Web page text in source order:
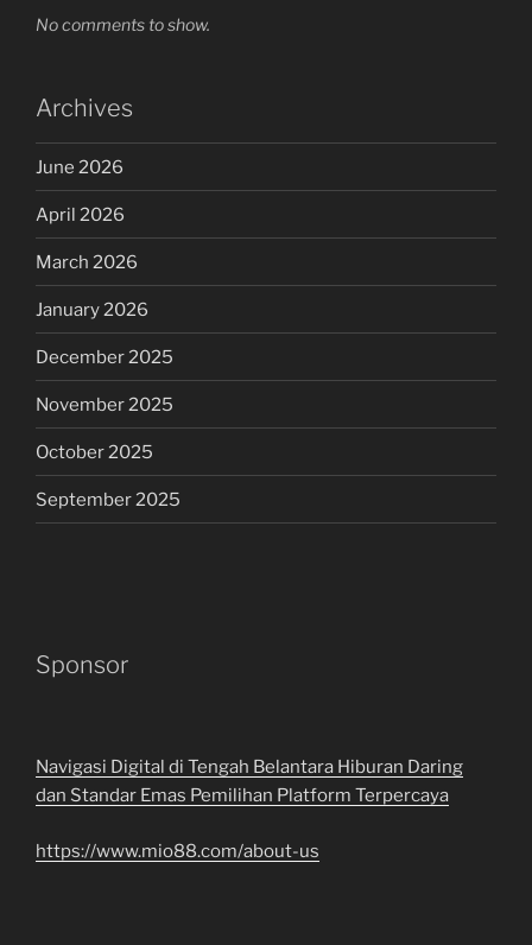
No comments to show.
Archives
June 2026
April 2026
March 2026
January 2026
December 2025
November 2025
October 2025
September 2025
Sponsor
Navigasi Digital di Tengah Belantara Hiburan Daring
dan Standar Emas Pemilihan Platform Terpercaya
https://www.mio88.com/about-us